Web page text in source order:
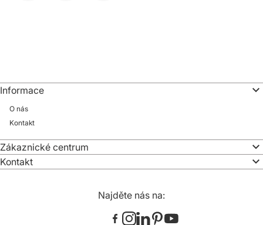
Informace
O nás
Kontakt
Zákaznické centrum
Kontakt
Najděte nás na: